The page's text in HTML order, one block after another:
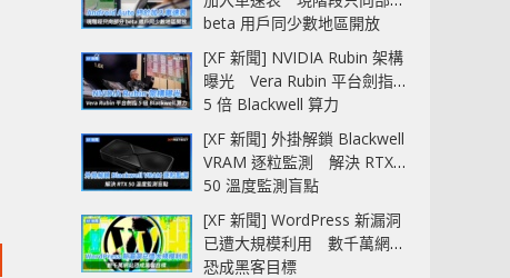
beta 用戶同少數地區開放
[XF 新聞] NVIDIA Rubin 架構
曝光 Vera Rubin 平台劍指
5 倍 Blackwell 算力
[XF 新聞] 外掛解鎖 Blackwell
VRAM 逐粒監測 解決 RTX
50 溫度監測盲點
[XF 新聞] WordPress 新漏洞
已遭大規模利用 數千萬網站
恐成黑客目標